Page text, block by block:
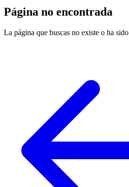
Página no encontrada
La página que buscas no existe o ha